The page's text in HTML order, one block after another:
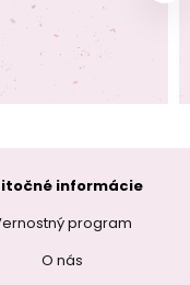
informácie
program
O nás